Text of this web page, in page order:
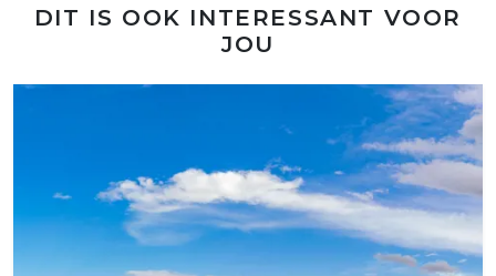
DIT IS OOK INTERESSANT VOOR
JOU